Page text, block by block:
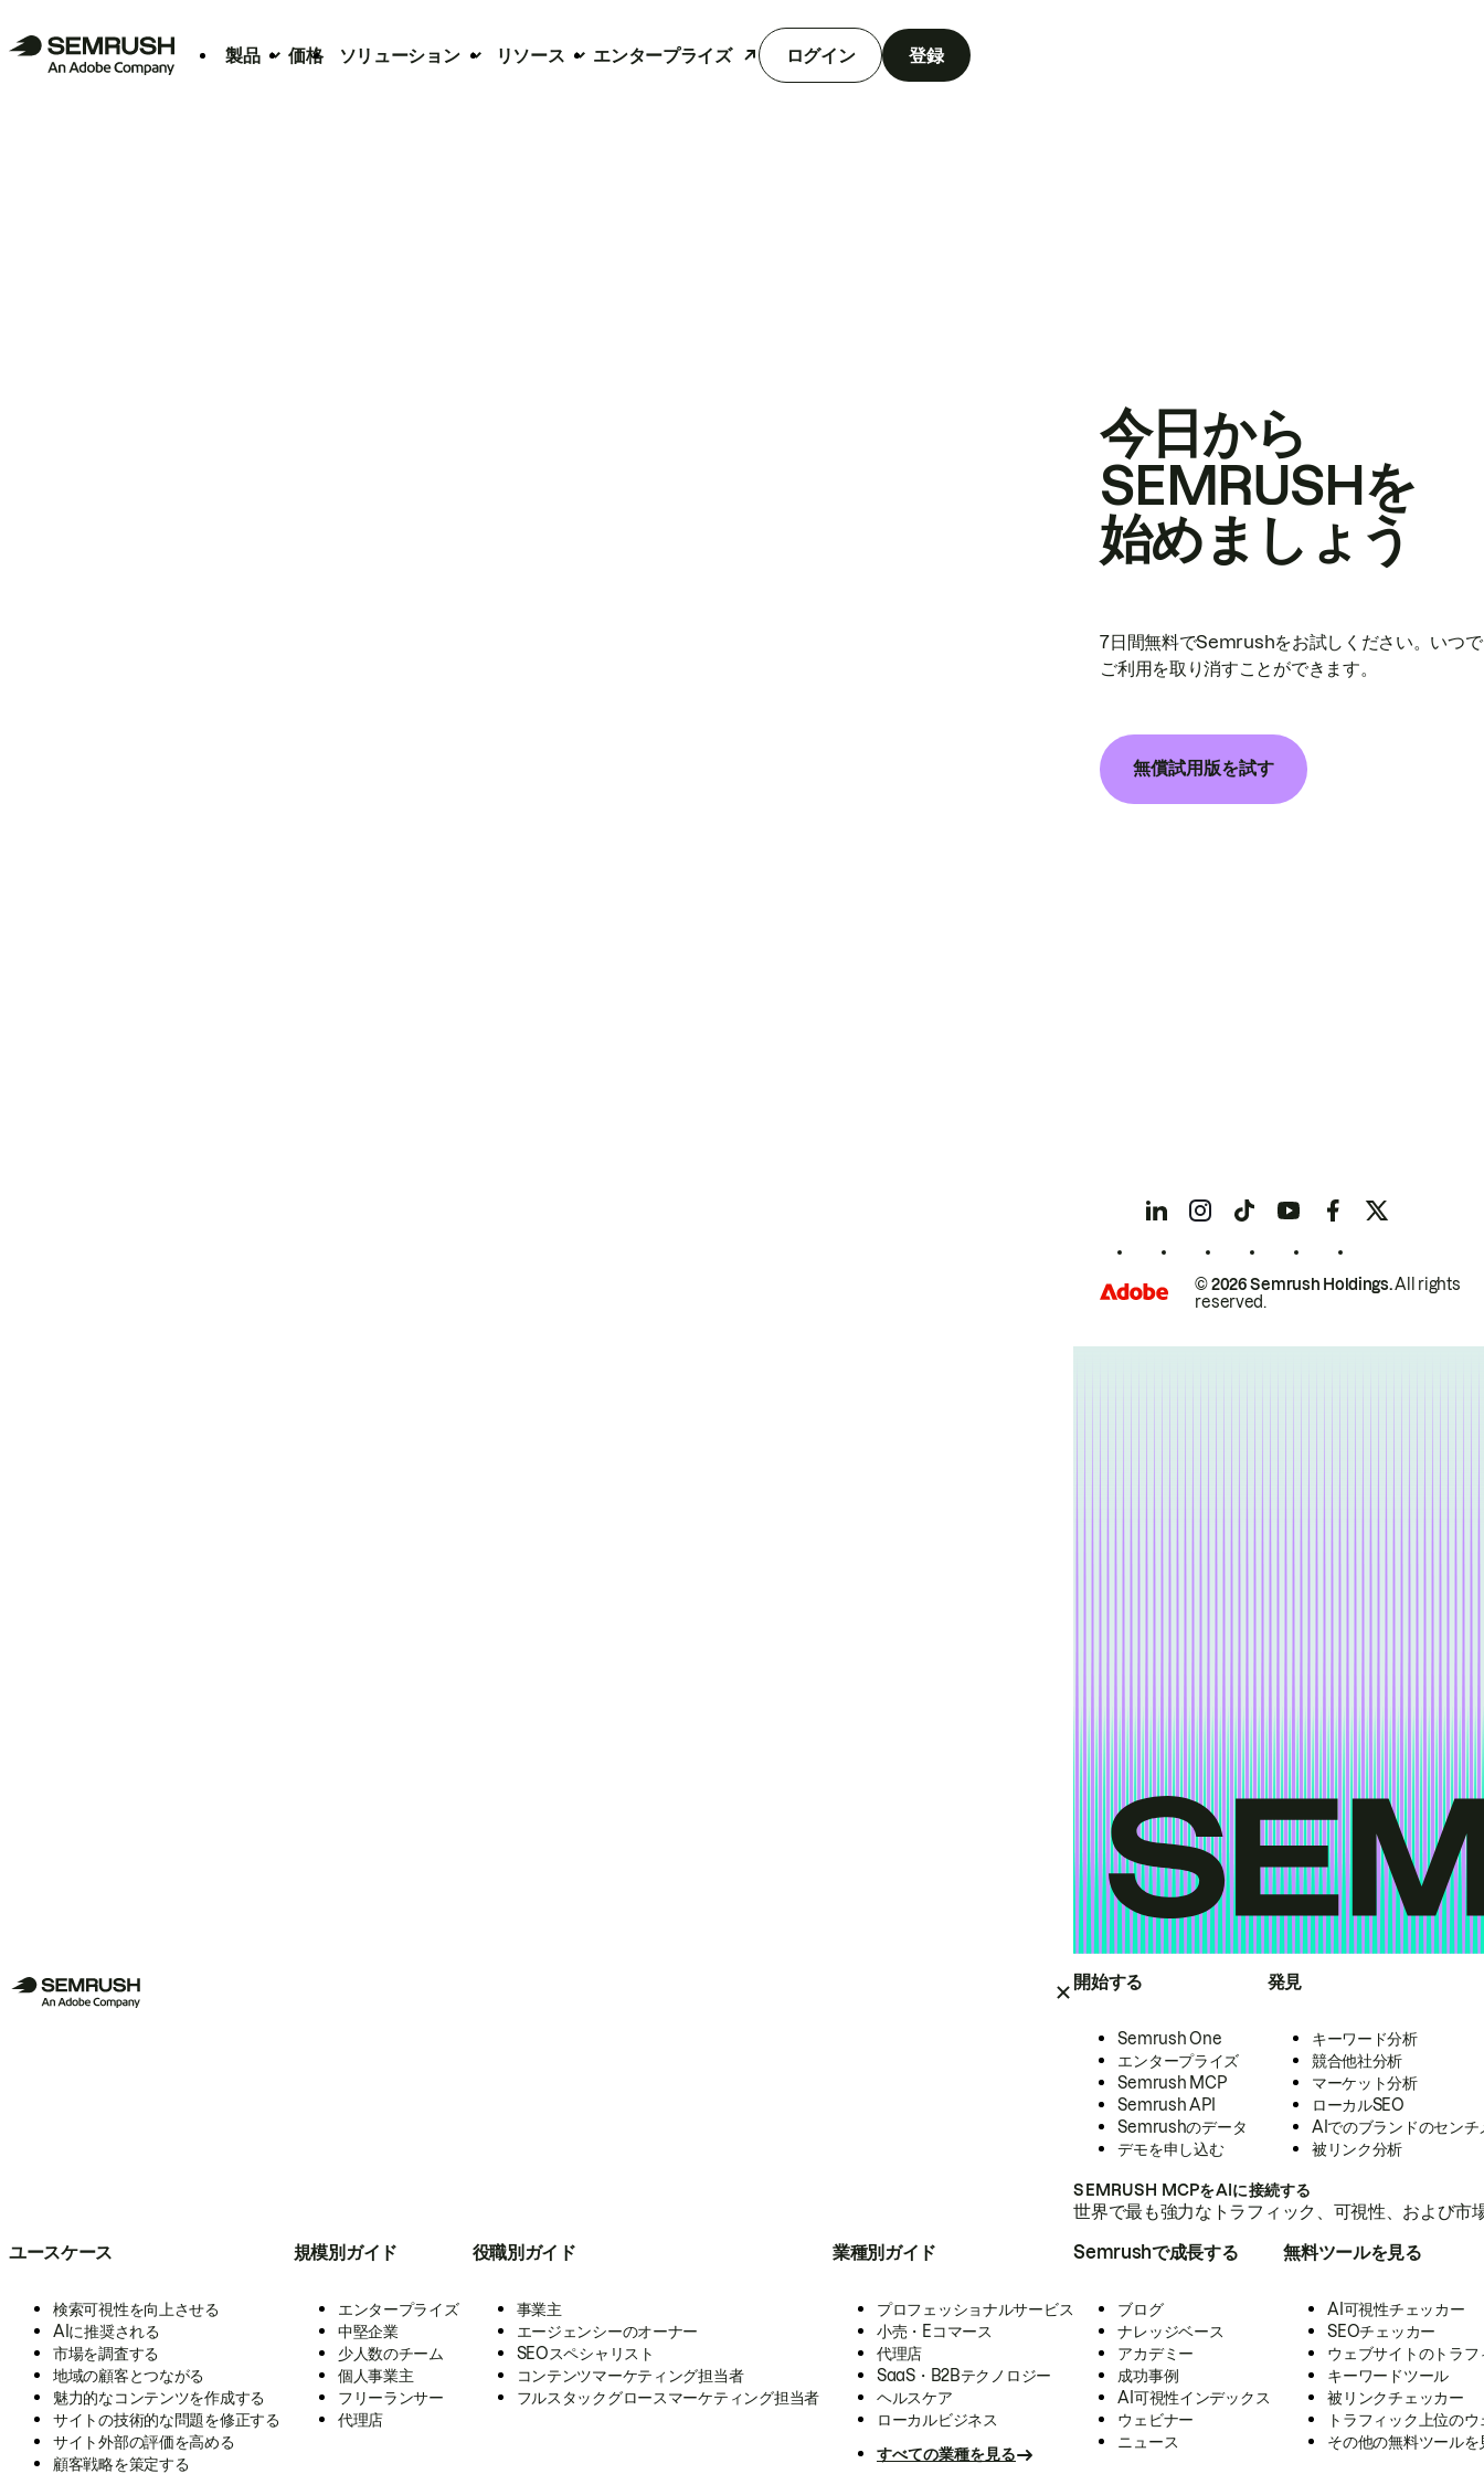
製品 価格 ソリューション リソース エンタープライズ ログイン 登録
開始する
Semrush One
エンタープライズ
Semrush MCP
Semrush API
Semrushのデータ
デモを申し込む
発見
キーワード分析
競合他社分析
マーケット分析
ローカルSEO
AIでのブランドのセンチ
被リンク分析
SEMRUSH MCPをAIに接続する
世界で最も強力なトラフィック、可視性、および
ユースケース
検索可視性を向上させる
AIに推奨される
市場を調査する
地域の顧客とつながる
魅力的なコンテンツを作成する
サイトの技術的な問題を修正する
サイト外部の評価を高める
顧客戦略を策定する
規模別ガイド
エンタープライズ
中堅企業
少人数のチーム
個人事業主
フリーランサー
代理店
役職別ガイド
事業主
エージェンシーのオーナー
SEOスペシャリスト
コンテンツマーケティング担当者
フルスタックグロースマーケティング担当者
業種別ガイド
プロフェッショナルサービス
小売・Eコマース
代理店
SaaS・B2Bテクノロジー
ヘルスケア
ローカルビジネス
すべての業種を見る
Semrushで成長する
ブログ
ナレッジベース
アカデミー
成功事例
AI可視性インデックス
ウェビナー
ニュース
無料ツールを見る
AI可視性チェッカー
SEOチェッカー
ウェブサイトのトラ
キーワードツール
被リンクチェッカー
トラフィック上位の
その他の無料ツールを
今日から
SEMRUSHを
始めましょう
7日間無料でSemrushをお試しください。いつ
ご利用を取り消すことができます。
無償試用版を試す
© 2026 Semrush Holdings.All rights
reserved.